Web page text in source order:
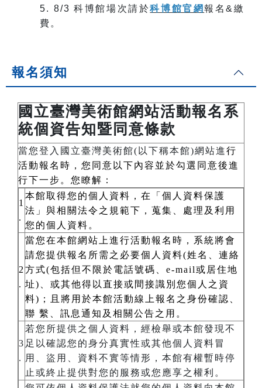
5. 8/3 科博館場次請於科博館官網報名&繳
費。
報名須知
國立臺灣美術館網站活動報名系
統個資告知暨同意條款
當您登入國立臺灣美術館(以下稱本館)網站進行
活動報名時，您同意以下內容並於勾選同意後進
行下一步。您瞭解：
1
.
本館取得您的個人資料，在「個人資料保護
法」與相關法令之規範下，蒐集、處理及利用
您的個人資料。
2
.
當您在本館網站上進行活動報名時，系統將會
請您提供報名所需之必要個人資料(姓名、連絡
方式(包括但不限於電話號碼、e-mail或居住地
址)、或其他得以直接或間接識別您個人之資
料)；且將用於本館活動線上報名之身份確認、
聯 繫、訊息通知及相關公告之用。
3
.
若您所提供之個人資料，經檢舉或本館發現不
足以確認您的身分真實性或其他個人資料冒
用、盜用、資料不實等情形，本館有權暫時停
止或終止提供對您的服務或您應享之權利。